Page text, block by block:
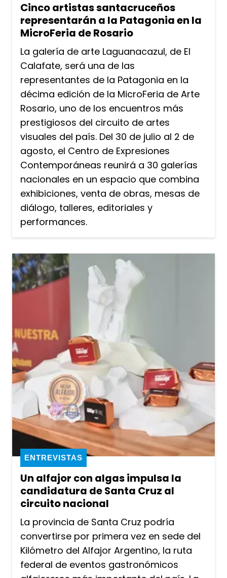
Cinco artistas santacruceños
representarán a la Patagonia en la
MicroFeria de Rosario
La galería de arte Laguanacazul, de El
Calafate, será una de las
representantes de la Patagonia en la
décima edición de la MicroFeria de Arte
Rosario, uno de los encuentros más
prestigiosos del circuito de artes
visuales del país. Del 30 de julio al 2 de
agosto, el Centro de Expresiones
Contemporáneas reunirá a 30 galerías
nacionales en un espacio que combina
exhibiciones, venta de obras, mesas de
diálogo, talleres, editoriales y
performances.
Un alfajor con algas impulsa la
candidatura de Santa Cruz al
circuito nacional
ENTREVISTAS
La provincia de Santa Cruz podría
convertirse por primera vez en sede del
Kilómetro del Alfajor Argentino, la ruta
federal de eventos gastronómicos